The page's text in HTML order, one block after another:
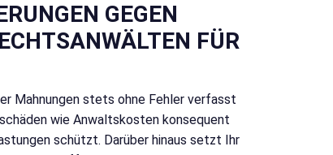
GEGEN
FÜR
Mahnungen stets ohne Fehler verfasst
wie Anwaltskosten konsequent
schützt. Darüber hinaus setzt Ihr